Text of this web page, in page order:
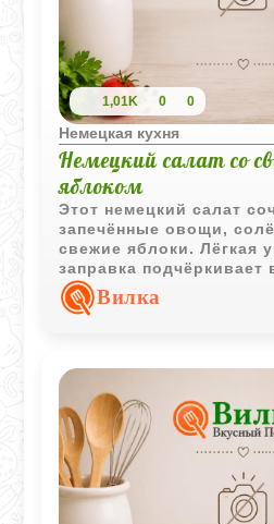
1,01K 0 0
Немецкая кухня
Немецкий салат со
яблоком
Этот немецкий салат
запечённые овощи,
свежие яблоки. Лёгкая
заправка подчёркивает
ингредиентов и делает
гармоничным.
Вилка